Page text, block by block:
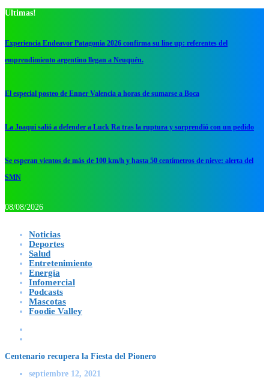
Ultimas!
Experiencia Endeavor Patagonia 2026 confirma su line up: referentes del
emprendimiento argentino llegan a Neuquén.
El especial posteo de Enner Valencia a horas de sumarse a Boca
La Joaqui salió a defender a Luck Ra tras la ruptura y sorprendió con un pedido
Se esperan vientos de más de 100 km/h y hasta 50 centímetros de nieve: alerta del
SMN
08/08/2026
Noticias
Deportes
Salud
Entretenimiento
Energía
Infomercial
Podcasts
Mascotas
Foodie Valley
Centenario recupera la Fiesta del Pionero
septiembre 12, 2021